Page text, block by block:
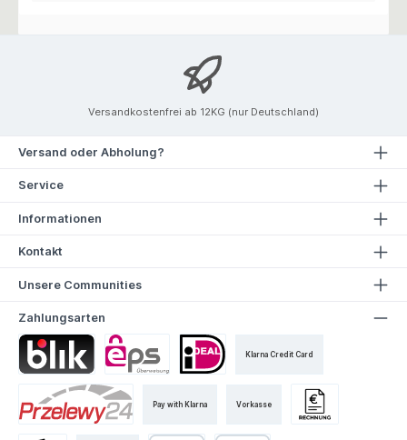
Versandkostenfrei ab 12KG (nur Deutschland)
Versand oder Abholung?
Service
Informationen
Kontakt
Unsere Communities
Zahlungsarten
Klarna Credit Card
Pay with Klarna Vorkasse